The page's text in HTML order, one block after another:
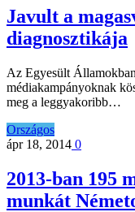
Javult a
diagnosztikája
Az Egyesült
médiakampányoknak
meg a leggyakoribb…
Országos
ápr 18, 2014 0
2013-ban 195
munkát